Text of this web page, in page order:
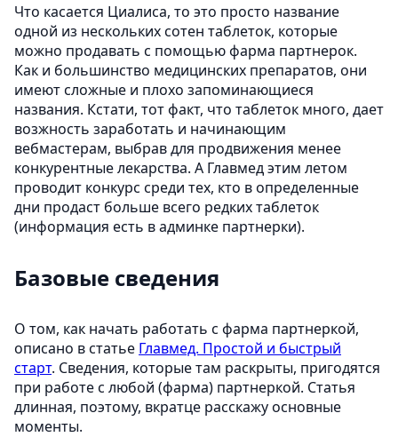
Что касается Циалиса, то это просто название
одной из нескольких сотен таблеток, которые
можно продавать с помощью фарма партнерок.
Как и большинство медицинских препаратов, они
имеют сложные и плохо запоминающиеся
названия. Кстати, тот факт, что таблеток много, дает
возжность заработать и начинающим
вебмастерам, выбрав для продвижения менее
конкурентные лекарства. А Главмед этим летом
проводит конкурс среди тех, кто в определенные
дни продаст больше всего редких таблеток
(информация есть в админке партнерки).
Базовые сведения
О том, как начать работать с фарма партнеркой,
описано в статье Главмед. Простой и быстрый
старт. Сведения, которые там раскрыты, пригодятся
при работе с любой (фарма) партнеркой. Статья
длинная, поэтому, вкратце расскажу основные
моменты.